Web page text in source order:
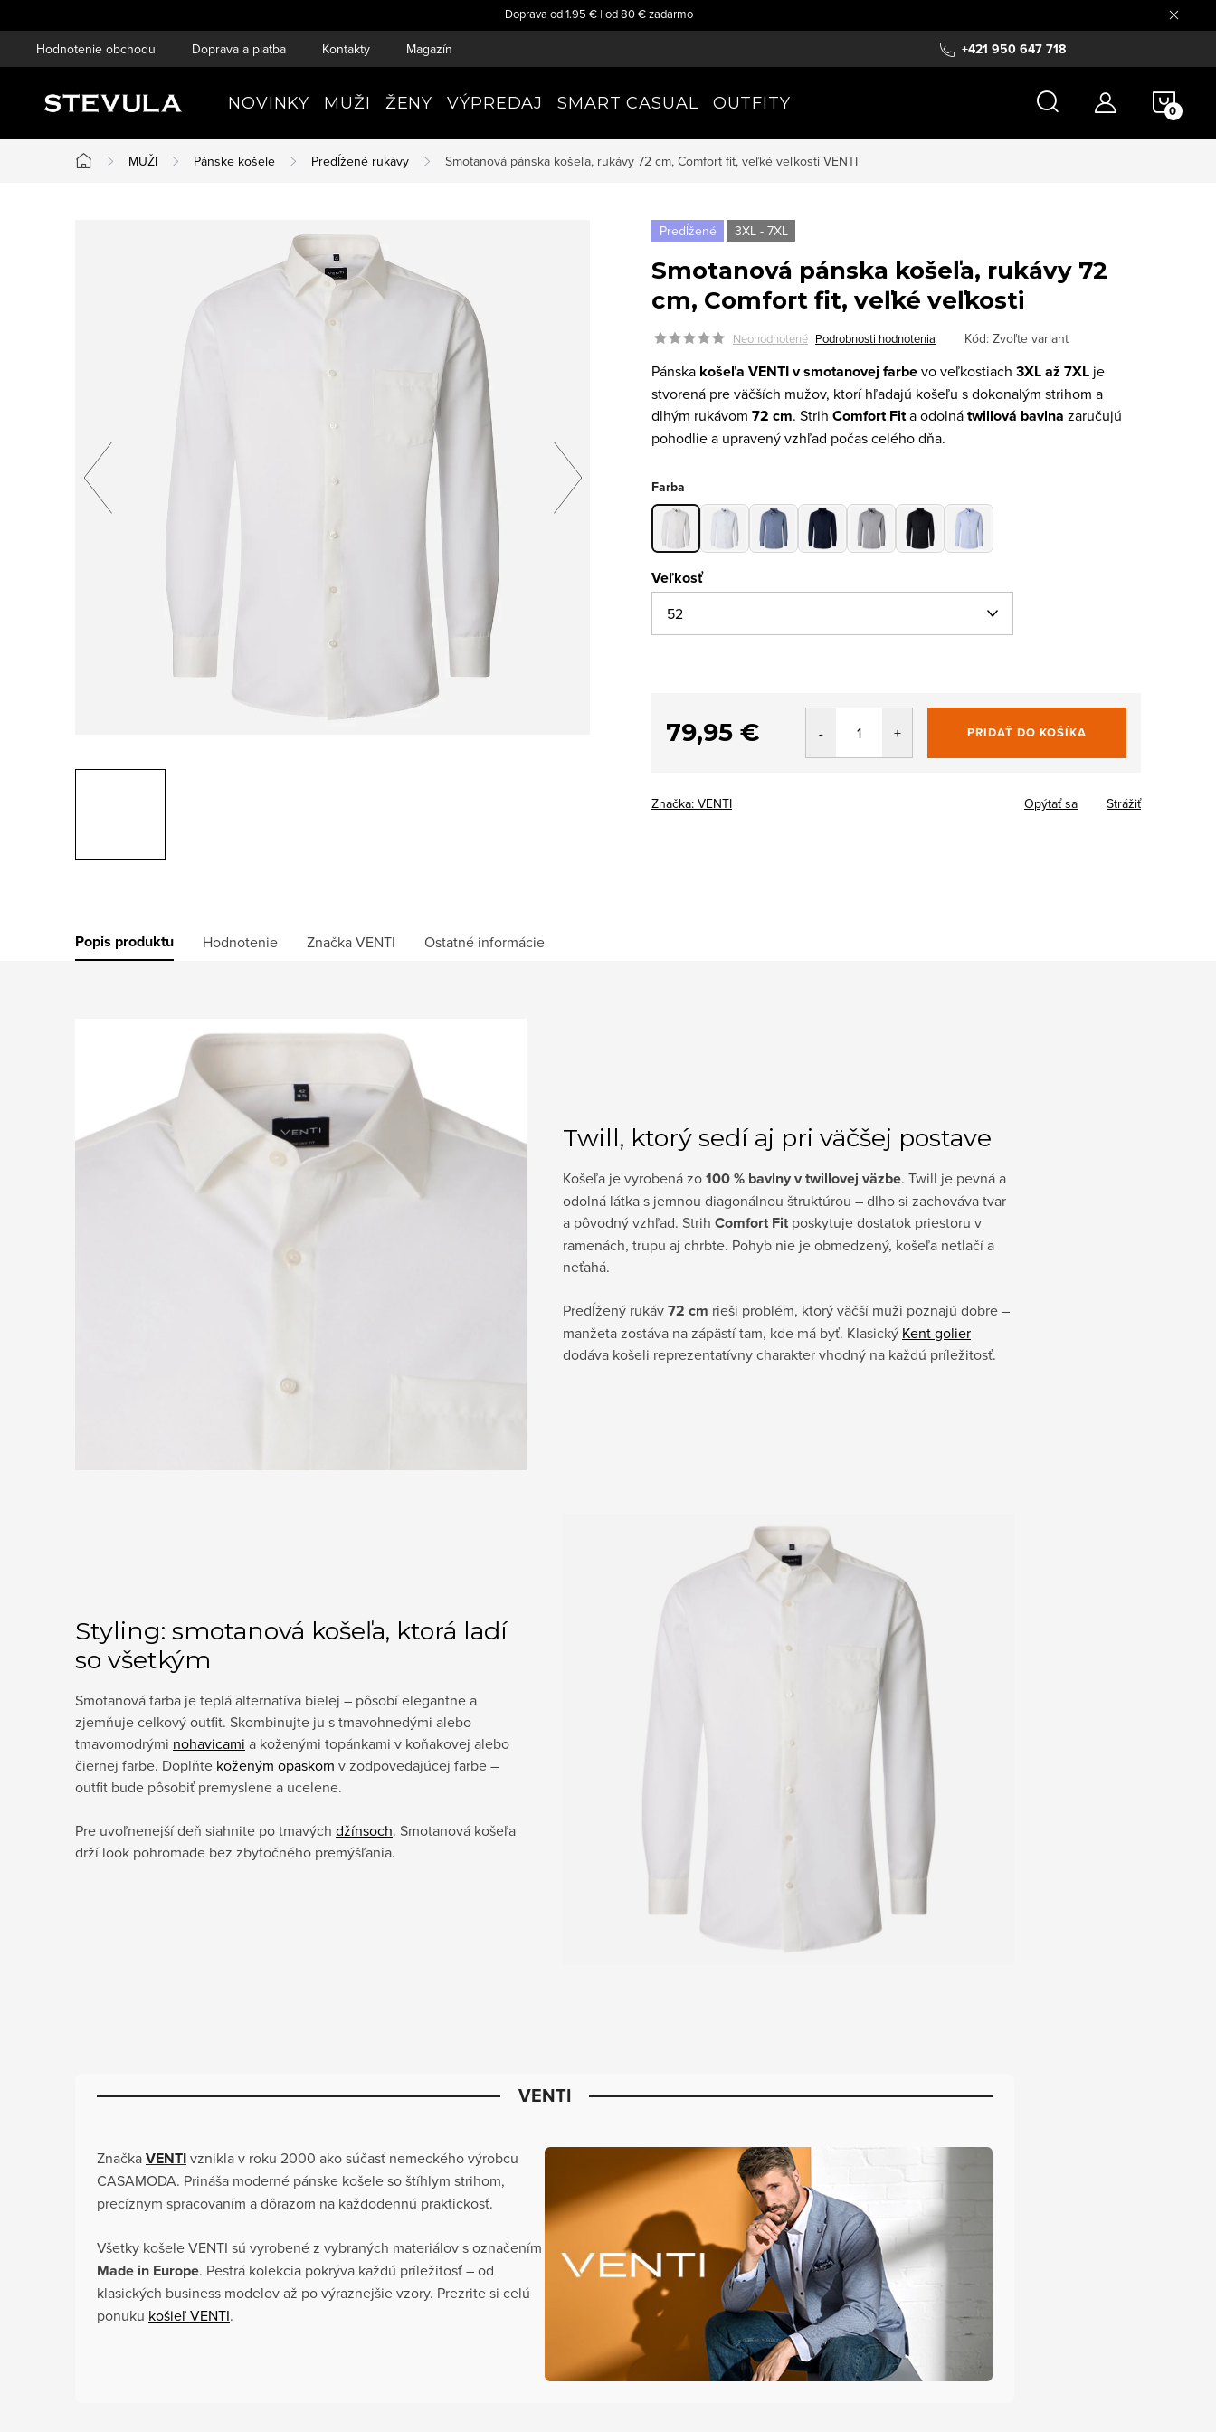
na
Doprava od 1.95 € | od 80 € zadarmo
+421 950 647 718
Hodnotenie obchodu Doprava a platba Kontakty Magazín
NOVINKY MUŽI ŽENY VÝPREDAJ SMART CASUAL OUTFITY
Domov
MUŽI Pánske košele Predĺžené rukávy Smotanová pánska košeľa, rukávy 72 cm, Comfort fit, veľké veľkosti VENTI
Predĺžené 3XL - 7XL
Smotanová pánska košeľa, rukávy 72
cm, Comfort fit, veľké veľkosti
Neohodnotené Podrobnosti hodnotenia Kód: Zvoľte variant
Pánska košeľa VENTI v smotanovej farbevo veľkostiach 3XL až 7XL je
stvorená pre väčších mužov, ktorí hľadajú košeľu s dokonalým strihom a
dlhým rukávom 72 cm. Strih Comfort Fita odolnátwillová bavlna zaručujú
pohodlie a upravený vzhľad počas celého dňa.
Farba
Veľkosť
79,95 €
Jednotková
cena:
PRIDAŤ DO KOŠÍKA
Značka: VENTI Opýtať sa Strážiť
Popis produktu Hodnotenie ZnačkaVENTI Ostatné informácie
Twill, ktorý sedí aj pri väčšej postave
Košeľa je vyrobená zo100 % bavlny v twillovej väzbe. Twill je pevná a
odolná látka s jemnou diagonálnou štruktúrou – dlho si zachováva tvar
a pôvodný vzhľad. Strih Comfort Fitposkytuje dostatok priestoru v
ramenách, trupu aj chrbte. Pohyb nie je obmedzený, košeľa netlačí a
neťahá.
Predĺžený rukáv72 cm rieši problém, ktorý väčší muži poznajú dobre –
manžeta zostáva na zápästí tam, kde má byť. Klasický Kent golier
dodáva košeli reprezentatívny charakter vhodný na každú príležitosť.
Styling: smotanová košeľa, ktorá ladí
so všetkým
Smotanová farba je teplá alternatíva bielej – pôsobí elegantne a
zjemňuje celkový outfit. Skombinujte ju s tmavohnedými alebo
tmavomodrými nohavicami a koženými topánkami v koňakovej alebo
čiernej farbe. Doplňte koženým opaskom v zodpovedajúcej farbe –
outfit bude pôsobiť premyslene a ucelene.
Pre uvoľnenejší deň siahnite po tmavých džínsoch. Smotanová košeľa
drží look pohromade bez zbytočného premýšľania.
VENTI
ZnačkaVENTIvznikla v roku 2000 ako súčasť nemeckého výrobcu
CASAMODA. Prináša moderné pánske košele so štíhlym strihom,
precíznym spracovaním a dôrazom na každodennú praktickosť.
Všetky košele VENTI sú vyrobené z vybraných materiálov s označením
Made in Europe. Pestrá kolekcia pokrýva každú príležitosť – od
klasických business modelov až po výraznejšie vzory. Prezrite si celú
ponuku košieľ VENTI.